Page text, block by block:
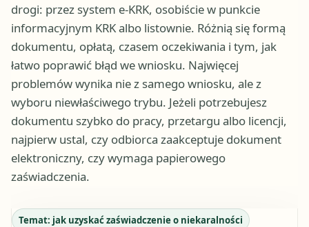
drogi: przez system e-KRK, osobiście w punkcie
informacyjnym KRK albo listownie. Różnią się formą
dokumentu, opłatą, czasem oczekiwania i tym, jak
łatwo poprawić błąd we wniosku. Najwięcej
problemów wynika nie z samego wniosku, ale z
wyboru niewłaściwego trybu. Jeżeli potrzebujesz
dokumentu szybko do pracy, przetargu albo licencji,
najpierw ustal, czy odbiorca zaakceptuje dokument
elektroniczny, czy wymaga papierowego
zaświadczenia.
Temat: jak uzyskać zaświadczenie o niekaralności